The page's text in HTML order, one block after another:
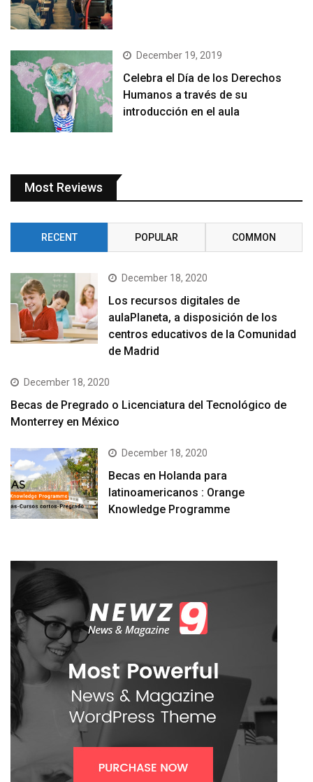
December 19, 2019
Celebra el Día de los Derechos
Humanos a través de su
introducción en el aula
Most Reviews
RECENT POPULAR COMMON
December 18, 2020
Los recursos digitales de
aulaPlaneta, a disposición de los
centros educativos de la Comunidad
de Madrid
December 18, 2020
Becas de Pregrado o Licenciatura del Tecnológico de
Monterrey en México
December 18, 2020
Becas en Holanda para
latinoamericanos : Orange
Knowledge Programme